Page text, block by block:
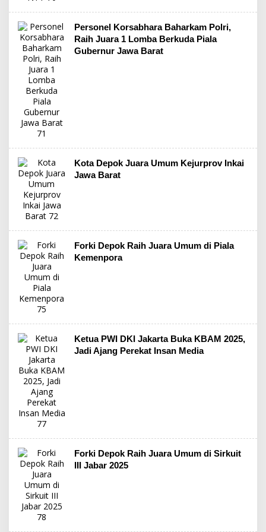
Personel Korsabhara Baharkam Polri,
Raih Juara 1 Lomba Berkuda Piala
Gubernur Jawa Barat
Kota Depok Juara Umum Kejurprov Inkai
Jawa Barat
Forki Depok Raih Juara Umum di Piala
Kemenpora
Ketua PWI DKI Jakarta Buka KBAM 2025,
Jadi Ajang Perekat Insan Media
Forki Depok Raih Juara Umum di Sirkuit
III Jabar 2025